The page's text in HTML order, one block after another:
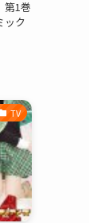
第1巻
ック
TV